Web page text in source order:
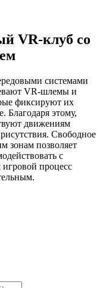
VR-клуб со
системами
VR-шлемы и
фиксируют их
Благодаря этому,
движениям
Свободное
зонам позволяет
с
процесс